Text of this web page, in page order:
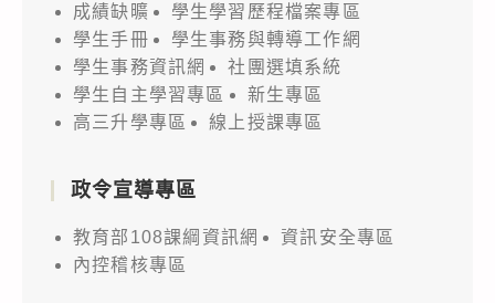
成績缺曠
學生學習歷程檔案專區
學生手冊
學生事務與轉導工作網
學生事務資訊網
社團選填系統
學生自主學習專區
新生專區
高三升學專區
線上授課專區
政令宣導專區
教育部108課綱資訊網
資訊安全專區
內控稽核專區